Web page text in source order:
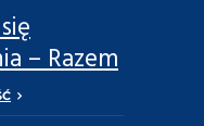
– Razem